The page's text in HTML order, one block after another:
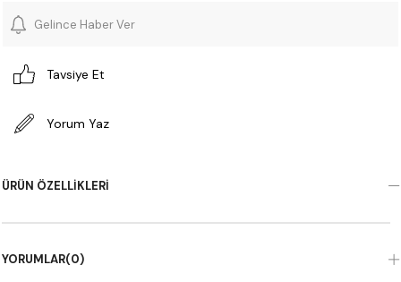
Gelince Haber Ver
Tavsiye Et
Yorum Yaz
ÜRÜN ÖZELLIKLERI
YORUMLAR(0)